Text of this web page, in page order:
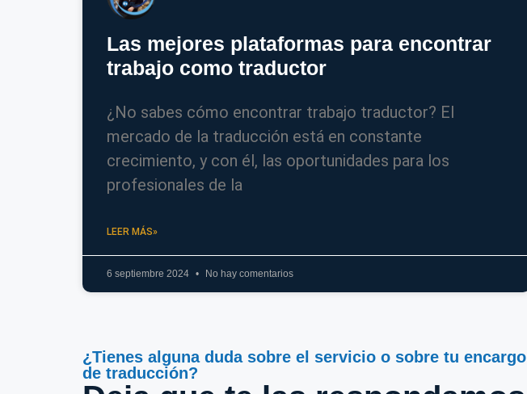
Las mejores plataformas para encontrar
trabajo como traductor
¿No sabes cómo encontrar trabajo traductor? El
mercado de la traducción está en constante
crecimiento, y con él, las oportunidades para los
profesionales de la
LEER MÁS»
6 septiembre 2024 No hay comentarios
¿Tienes alguna duda sobre el servicio o sobre tu encargo
de traducción?